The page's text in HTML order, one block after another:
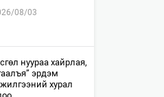
08/03
нуураа хайрлая,
эрдэм
хурал